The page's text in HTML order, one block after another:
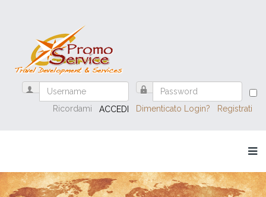
Ricordami ACCEDI Dimenticato Login? Registrati